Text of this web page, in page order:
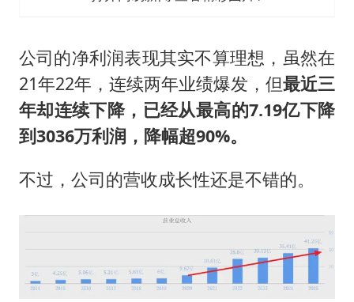
公司的净利润表现其实不算理想，虽然在
21年22年，连续两年业绩爆发，但最近三
年却连续下降，已经从最高的7.19亿下降
到3036万利润，降幅超90%。
不过，公司的营收成长性还是不错的。